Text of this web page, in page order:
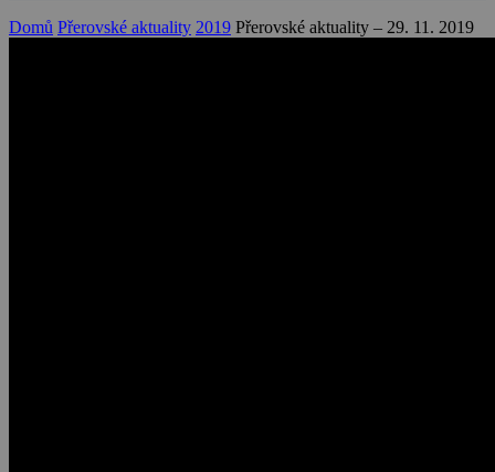
Domů Přerovské aktuality 2019 Přerovské aktuality – 29. 11. 2019